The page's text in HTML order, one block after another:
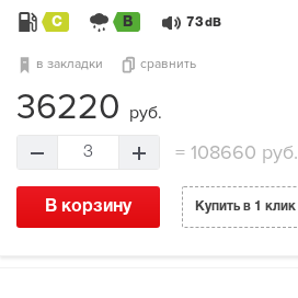
C B 73 dB
в закладки сравнить
36220 руб.
3 =108660 руб.
В корзину Купить в 1 клик